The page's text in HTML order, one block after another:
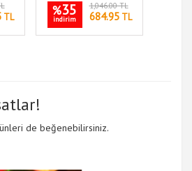
TL %35
indirim
1,046.00 TL
684.95TL
de beğenebilirsiniz.